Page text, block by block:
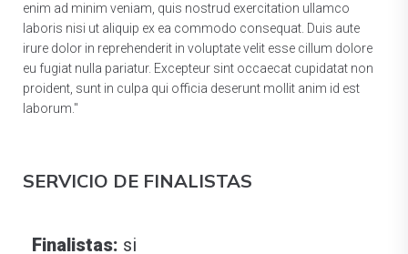
enim ad minim veniam, quis nostrud exercitation ullamco
laboris nisi ut aliquip ex ea commodo consequat. Duis aute
irure dolor in reprehenderit in voluptate velit esse cillum dolore
eu fugiat nulla pariatur. Excepteur sint occaecat cupidatat non
proident, sunt in culpa qui officia deserunt mollit anim id est
laborum."
SERVICIO DE FINALISTAS
Finalistas: si